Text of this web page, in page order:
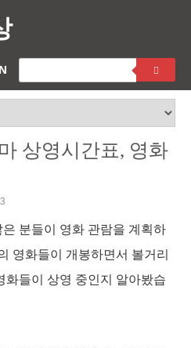
상영시간표, 영화
분들이 영화 관람을 계획하
영화들이 개봉하면서 볼거리
화들이 상영 중인지 알아봤습